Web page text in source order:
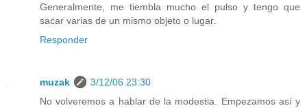
Generalmente, me tiembla mucho el pulso y tengo que
sacar varias de un mismo objeto o lugar.
Responder
muzak
3/12/06 23:30
No volveremos a hablar de la modestia. Empezamos así y